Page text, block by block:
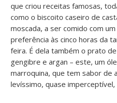
que criou receitas famosas,
como o biscoito caseiro de
moscada, a ser comido com
preferência às cinco horas da
feira. É dela também o prato
gengibre e argan – este, um
marroquina, que tem sabor de
levíssimo, quase imperceptível,